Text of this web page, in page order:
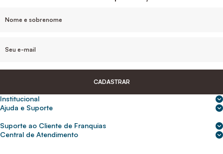
CADASTRAR
Institucional
Sobre nós
Para empresas
Ajuda e Suporte
Frete e entrega
Suporte ao Cliente de Franquias
2ª Via de Boletos - Crédito ABC
Central de Atendimento